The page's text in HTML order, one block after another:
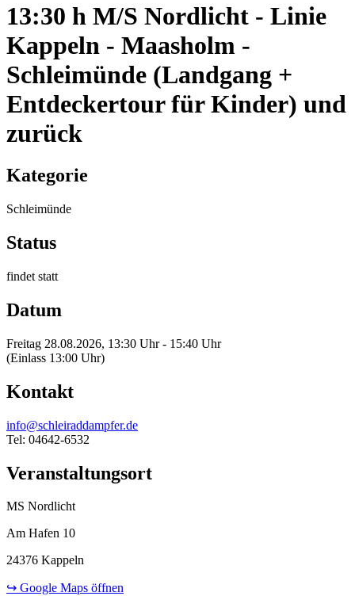
13:30 h M/S Nordlicht - Linie
Kappeln - Maasholm -
Schleimünde (Landgang +
Entdeckertour für Kinder) und
zurück
Kategorie
Schleimünde
Status
findet statt
Datum
Freitag 28.08.2026, 13:30 Uhr - 15:40 Uhr
(Einlass 13:00 Uhr)
Kontakt
info@schleiraddampfer.de
Tel: 04642-6532
Veranstaltungsort
MS Nordlicht
Am Hafen 10
24376 Kappeln
↪ Google Maps öffnen